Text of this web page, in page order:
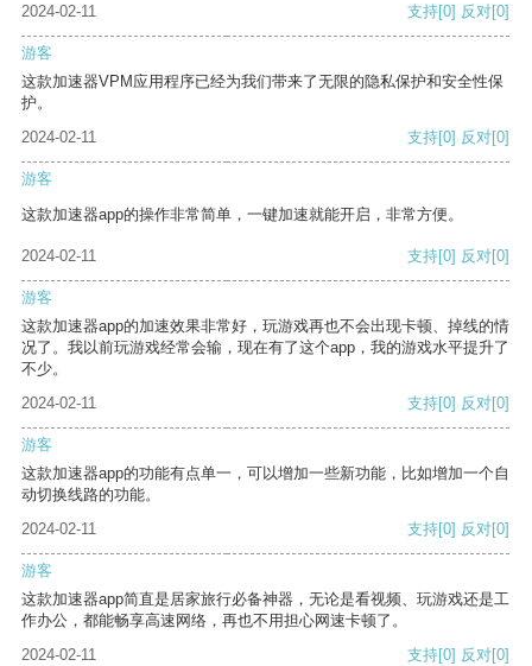
2024-02-11
支持[0] 反对[0]
游客
这款加速器VPM应用程序已经为我们带来了无限的隐私保护和安全性保
护。
2024-02-11
支持[0] 反对[0]
游客
这款加速器app的操作非常简单，一键加速就能开启，非常方便。
2024-02-11 支持[0] 反对[0]
游客
这款加速器app的加速效果非常好，玩游戏再也不会出现卡顿、掉线的情
况了。我以前玩游戏经常会输，现在有了这个app，我的游戏水平提升了
不少。
2024-02-11
支持[0] 反对[0]
游客
这款加速器app的功能有点单一，可以增加一些新功能，比如增加一个自
动切换线路的功能。
2024-02-11
支持[0] 反对[0]
游客
这款加速器app简直是居家旅行必备神器，无论是看视频、玩游戏还是工
作办公，都能畅享高速网络，再也不用担心网速卡顿了。
2024-02-11
支持[0] 反对[0]